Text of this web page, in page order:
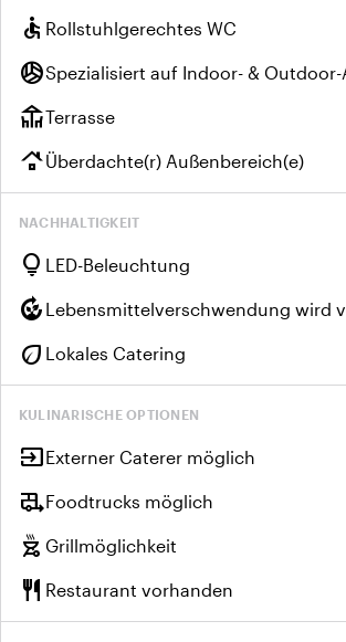
accessible Rollstuhlgerechtes WC
sports_volleyballSpezialisiert auf Indoor- &
deckTerrasse
roofingÜberdachte(r) Außenbereich(e)
NACHHALTIGKEIT
lightbulb LED-Beleuchtung
compost Lebensmittelverschwendung wird
eco Lokales Catering
KULINARISCHE OPTIONEN
inputExterner Caterer möglich
rv_hookupFoodtrucks möglich
outdoor_grill Grillmöglichkeit
restaurant Restaurant vorhanden